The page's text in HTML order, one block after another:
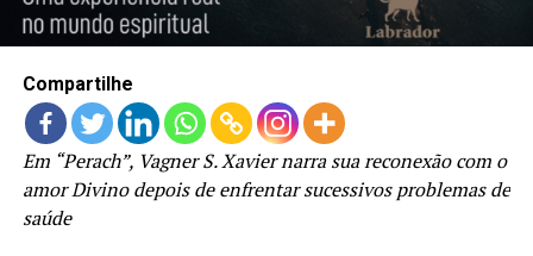
Compartilhe
Em “Perach”, Vagner S. Xavier narra sua reconexão com o
amor Divino depois de enfrentar sucessivos problemas de
saúde